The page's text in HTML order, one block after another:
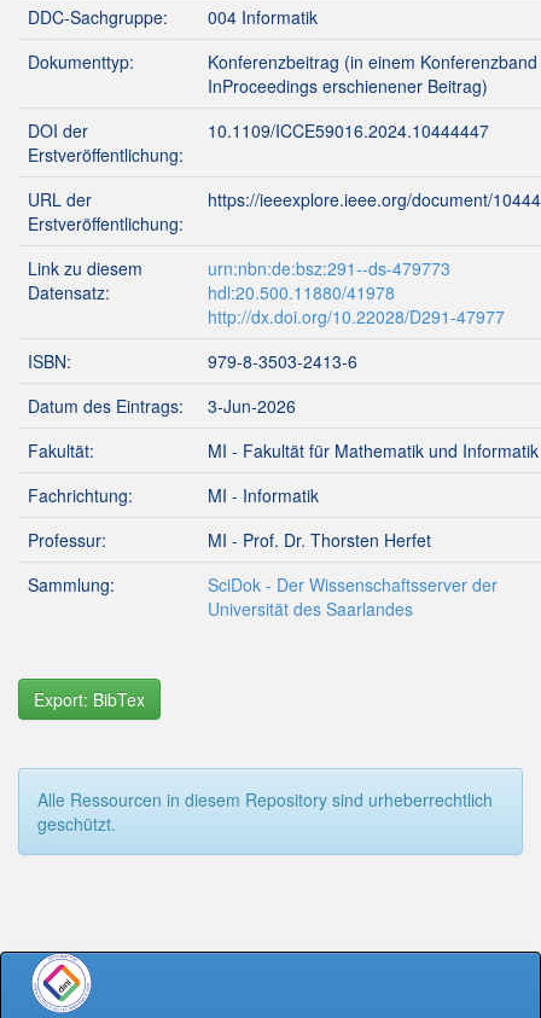
DDC-Sachgruppe:
004 Informatik
Dokumenttyp:
Konferenzbeitrag (in einem
InProceedings erschienener Beitrag)
DOI der
Erstveröffentlichung:
10.1109/ICCE59016.2024.10444447
URL der
Erstveröffentlichung:
https://ieeexplore.ieee.org/document/
Link zu diesem
Datensatz:
urn:nbn:de:bsz:291--ds-479773
hdl:20.500.11880/41978
http://dx.doi.org/10.22028/D291-47977
ISBN:
979-8-3503-2413-6
Datum des Eintrags:
3-Jun-2026
Fakultät:
MI - Fakultät für Mathematik und Informatik
Fachrichtung:
MI - Informatik
Professur:
MI - Prof. Dr. Thorsten Herfet
Sammlung:
SciDok - Der Wissenschaftsserver der
Universität des Saarlandes
Export: BibTex
Alle Ressourcen in diesem Repository sind urheberrechtlich
geschützt.